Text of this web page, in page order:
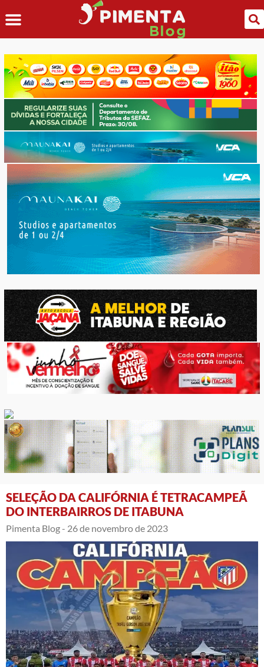
SELEÇÃO DA CALIFÓRNIA É TETRACAMPEÃ
DO INTERBAIRROS DE ITABUNA
Pimenta Blog - 26 de novembro de 2023